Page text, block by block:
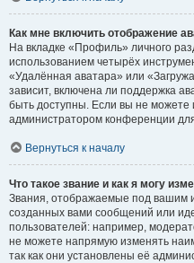
Как мне включить отображение
На вкладке «Профиль» личного
использованием четырёх
«Удалённая аватара» или
зависит, включена ли поддержка
быть доступны. Если вы не можете
администратором конференции
Вернуться к началу
Что такое звание и как я могу
Звания, отображаемые под вашим
созданных вами сообщений или
пользователей: например,
не можете напрямую изменять
так как они установлены её